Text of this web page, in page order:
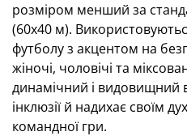
розміром менший за
(60x40 м).
футболу з акцентом на
жіночі, чоловічі та
динамічний і видовищний
інклюзії й надихає своїм
командної гри.